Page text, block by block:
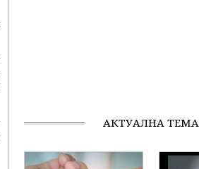
АКТУАЛНА ТЕМА